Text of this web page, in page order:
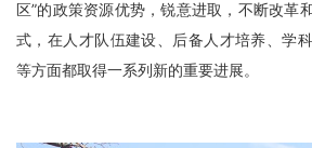
区”的政策资源优势，锐意进取，不断改革
式，在人才队伍建设、后备人才培养、学
等方面都取得一系列新的重要进展。